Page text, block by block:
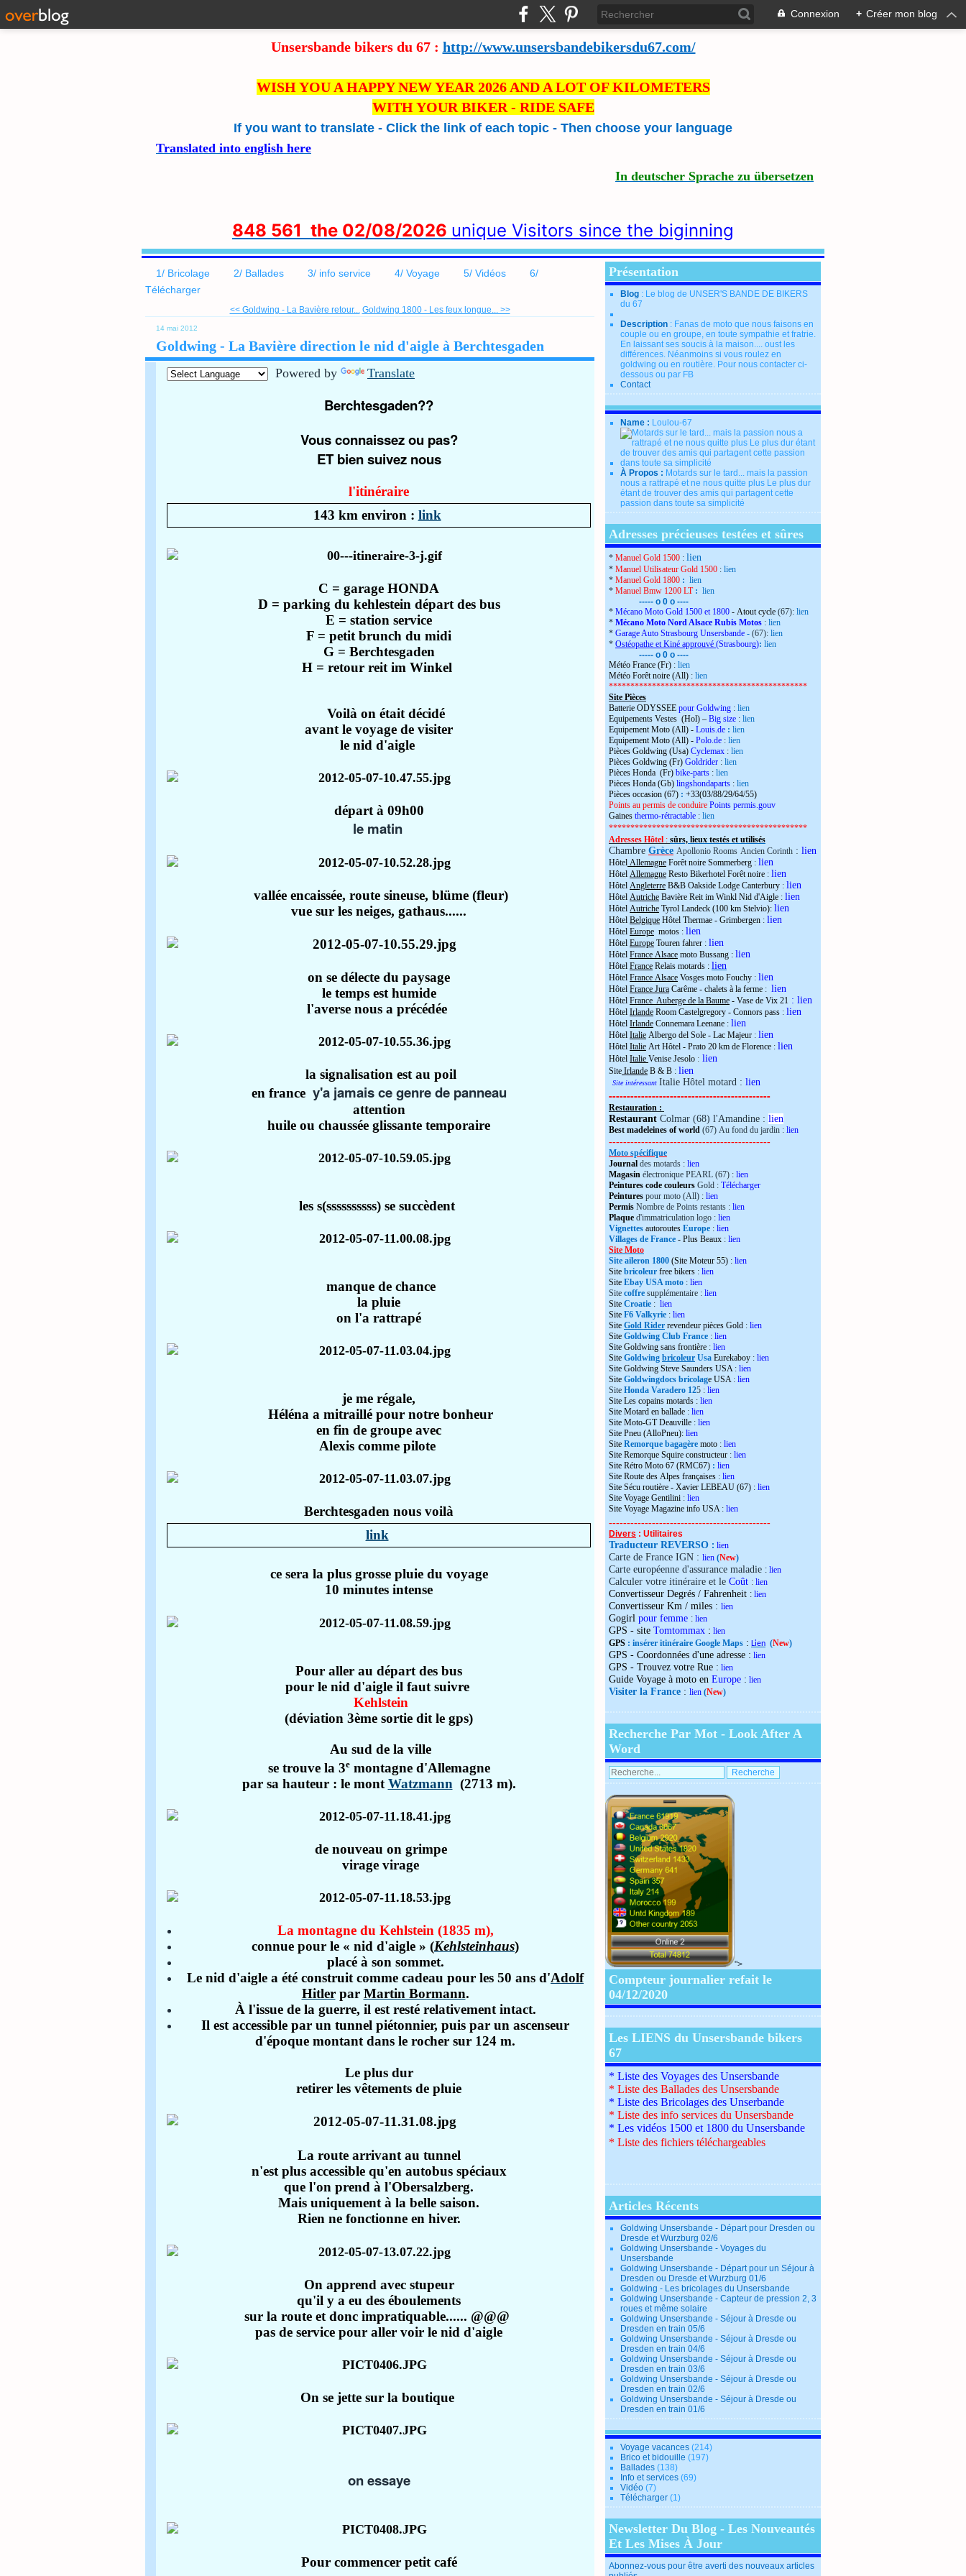
Connexion + Créer mon blog
Unsersbande bikers du 67 : http://www.unsersbandebikersdu67.com/
WISH YOU A HAPPY NEW YEAR 2026 AND A LOT OF KILOMETERS
WITH YOUR BIKER - RIDE SAFE
If you want to translate - Click the link of each topic - Then choose your language
Translated into english here
In deutscher Sprache zu übersetzen
848 561 the 02/08/2026 unique Visitors since the biginning
1/ Bricolage 2/ Ballades 3/ info service 4/ Voyage 5/ Vidéos
6/
Télécharger
<< Goldwing - La Bavière retour... Goldwing 1800 - Les feux longue... >>
14 mai 2012
Goldwing - La Bavière direction le nid d'aigle à Berchtesgaden
Powered by Translate
Berchtesgaden??
Vous connaissez ou pas?
ET bien suivez nous
l'itinéraire
143 km environ : link
C = garage HONDA
D = parking du kehlestein départ des bus
E = station service
F = petit brunch du midi
G = Berchtesgaden
H = retour reit im Winkel
Voilà on était décidé
avant le voyage de visiter
le nid d'aigle
départ à 09h00
le matin
vallée encaissée, route sineuse, blüme (fleur)
vue sur les neiges, gathaus......
on se délecte du paysage
le temps est humide
l'averse nous a précédée
la signalisation est au poil
en france y'a jamais ce genre de panneau
attention
huile ou chaussée glissante temporaire
les s(ssssssssss) se succèdent
manque de chance
la pluie
on l'a rattrapé
je me régale,
Héléna a mitraillé pour notre bonheur
en fin de groupe avec
Alexis comme pilote
Berchtesgaden nous voilà
link
ce sera la plus grosse pluie du voyage
10 minutes intense
Pour aller au départ des bus
pour le nid d'aigle il faut suivre
Kehlstein
(déviation 3ème sortie dit le gps)
Au sud de la ville
se trouve la 3emontagne d'Allemagne
par sa hauteur : le montWatzmann (2713 m).
de nouveau on grimpe
virage virage
La montagne du Kehlstein (1835 m),
connue pour le « nid d'aigle » (Kehlsteinhaus)
placé à son sommet.
Le nid d'aigle a été construit comme cadeau pour les 50 ans d'Adolf
Hitlerpar Martin Bormann.
À l'issue de la guerre, il est resté relativement intact.
Il est accessible par un tunnel piétonnier, puis par un ascenseur
d'époque montant dans le rocher sur 124 m.
Le plus dur
retirer les vêtements de pluie
La route arrivant au tunnel
n'est plus accessible qu'en autobus spéciaux
que l'on prend à l'Obersalzberg.
Mais uniquement à la belle saison.
Rien ne fonctionne en hiver.
On apprend avec stupeur
qu'il y a eu des éboulements
sur la route et donc impratiquable...... @@@
pas de service pour aller voir le nid d'aigle
On se jette sur la boutique
on essaye
Pour commencer petit café
Présentation
Blog : Le blog de UNSER'S BANDE DE BIKERS
du 67
Description : Fanas de moto que nous faisons en
couple ou en groupe, en toute sympathie et fratrie.
En laissant ses soucis à la maison.... oust les
différences. Néanmoins si vous roulez en
goldwing ou en routière. Pour nous contacter ci-
dessous ou par FB
Contact
Name : Loulou-67
À Propos : Motards sur le tard... mais la passion
nous a rattrapé et ne nous quitte plus Le plus dur
étant de trouver des amis qui partagent cette
passion dans toute sa simplicité
Adresses précieuses testées et sûres
* Manuel Gold 1500 : lien
* Manuel Utilisateur Gold 1500 : lien
* Manuel Gold 1800 : lien
* Manuel Bmw 1200 LT: lien
----- o 0 o ----
* Mécano Moto Gold 1500 et 1800 - Atout cycle (67): lien
* Mécano Moto Nord Alsace Rubis Motos : lien
* Garage Auto Strasbourg Unsersbande - (67): lien
* Ostéopathe et Kiné approuvé (Strasbourg): lien
----- o 0 o ----
Météo France (Fr) : lien
Météo Forêt noire (All) : lien
**********************************************
Site Pièces
Batterie ODYSSEE pour Goldwing : lien
Equipements Vestes (Hol) – Big size : lien
Equipement Moto (All) - Louis.de : lien
Equipement Moto (All) - Polo.de : lien
Pièces Goldwing (Usa) Cyclemax : lien
Pièces Goldwing (Fr) Goldrider : lien
Pièces Honda (Fr) bike-parts : lien
Pièces Honda (Gb) lingshondaparts : lien
Pièces occasion (67) : +33(03/88/29/64/55)
Points au permis de conduire Points permis.gouv
Gaines thermo-rétractable : lien
**********************************************
Adresses Hôtel : sûrs, lieux testés et utilisés
Chambre Grèce Apollonio Rooms Ancien Corinth : lien
Hôtel Allemagne Forêt noire Sommerberg : lien
Hôtel Allemagne Resto Bikerhotel Forêt noire : lien
Hôtel Angleterre B&B Oakside Lodge Canterbury : lien
Hôtel Autriche Bavière Reit im Winkl Nid d'Aigle : lien
Hôtel Autriche Tyrol Landeck (100 km Stelvio): lien
Hôtel Belgique Hôtel Thermae - Grimbergen : lien
Hôtel Europe motos : lien
Hôtel Europe Touren fahrer : lien
Hôtel France Alsace moto Bussang : lien
Hôtel France Relais motards : lien
Hôtel France Alsace Vosges moto Fouchy : lien
Hôtel France Jura Carême - chalets à la ferme : lien
Hôtel France Auberge de la Baume - Vase de Vix 21 : lien
Hôtel Irlande Room Castelgregory - Connors pass : lien
Hôtel Irlande Connemara Leenane : lien
Hôtel Italie Albergo del Sole - Lac Majeur : lien
Hôtel Italie Art Hôtel - Prato 20 km de Florence : lien
Hôtel Italie Venise Jesolo : lien
Site Irlande B & B : lien
Site intéressant Italie Hôtel motard : lien
---------------------------------------------
Restauration :
Restaurant Colmar (68) l'Amandine : lien
Best madeleines of world (67) Au fond du jardin : lien
---------------------------------------------
Moto spécifique
Journal des motards : lien
Magasin électronique PEARL (67) : lien
Peintures code couleurs Gold : Télécharger
Peintures pour moto (All) : lien
Permis Nombre de Points restants : lien
Plaque d'immatriculation logo : lien
Vignettes autoroutes Europe : lien
Villages de France - Plus Beaux : lien
Site Moto
Site aileron 1800 (Site Moteur 55) : lien
Site bricoleur free bikers : lien
Site Ebay USA moto : lien
Site coffre supplémentaire : lien
Site Croatie : lien
Site F6 Valkyrie : lien
Site Gold Rider revendeur pièces Gold : lien
Site Goldwing Club France : lien
Site Goldwing sans frontière : lien
Site Goldwing bricoleur Usa Eurekaboy : lien
Site Goldwing Steve Saunders USA : lien
Site Goldwingdocs bricolage USA : lien
Site Honda Varadero 125 : lien
Site Les copains motards : lien
Site Motard en ballade : lien
Site Moto-GT Deauville : lien
Site Pneu (AlloPneu): lien
Site Remorque bagagère moto : lien
Site Remorque Squire constructeur : lien
Site Rétro Moto 67 (RMC67) : lien
Site Route des Alpes françaises : lien
Site Sécu routière - Xavier LEBEAU (67) : lien
Site Voyage Gentilini : lien
Site Voyage Magazine info USA: lien
---------------------------------------------
Divers : Utilitaires
Traducteur REVERSO : lien
Carte de France IGN : lien (New)
Carte européenne d'assurance maladie : lien
Calculer votre itinéraire et le Coût : lien
Convertisseur Degrés / Fahrenheit : lien
Convertisseur Km / miles : lien
Gogirl pour femme : lien
GPS - site Tomtommax : lien
GPS : insérer itinéraire Google Maps : Lien (New)
GPS - Coordonnées d'une adresse : lien
GPS - Trouvez votre Rue : lien
Guide Voyage à moto en Europe : lien
Visiter la France : lien (New)
Recherche Par Mot - Look After A
Word
">
Compteur journalier refait le
04/12/2020
Les LIENS du Unsersbande bikers
67
* Liste des Voyages des Unsersbande
* Liste des Ballades des Unsersbande
* Liste des Bricolages des Unserbande
* Liste des info services du Unsersbande
* Les vidéos 1500 et 1800 du Unsersbande
* Liste des fichiers téléchargeables
Articles Récents
Goldwing Unsersbande - Départ pour Dresden ou
Dresde et Wurzburg 02/6
Goldwing Unsersbande - Voyages du
Unsersbande
Goldwing Unsersbande - Départ pour un Séjour à
Dresden ou Dresde et Wurzburg 01/6
Goldwing - Les bricolages du Unsersbande
Goldwing Unsersbande - Capteur de pression 2, 3
roues et même solaire
Goldwing Unsersbande - Séjour à Dresde ou
Dresden en train 05/6
Goldwing Unsersbande - Séjour à Dresde ou
Dresden en train 04/6
Goldwing Unsersbande - Séjour à Dresde ou
Dresden en train 03/6
Goldwing Unsersbande - Séjour à Dresde ou
Dresden en train 02/6
Goldwing Unsersbande - Séjour à Dresde ou
Dresden en train 01/6
Voyage vacances (214)
Brico et bidouille (197)
Ballades (138)
Info et services (69)
Vidéo (7)
Télécharger (1)
Newsletter Du Blog - Les Nouveautés
Et Les Mises À Jour
Abonnez-vous pour être averti des nouveaux articles